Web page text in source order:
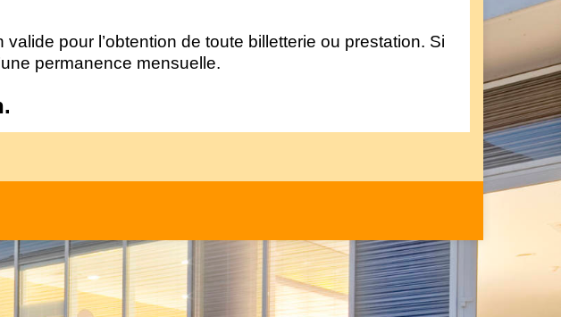
pour l’obtention de toute billetterie ou prestation. Si
permanence mensuelle.